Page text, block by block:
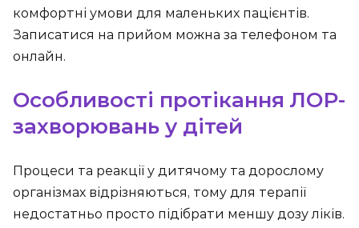
комфортні умови для маленьких пацієнтів.
Записатися на прийом можна за телефоном та
онлайн.
Особливості протікання ЛОР-
захворювань у дітей
Процеси та реакції у дитячому та дорослому
організмах відрізняються, тому для терапії
недостатньо просто підібрати меншу дозу ліків.